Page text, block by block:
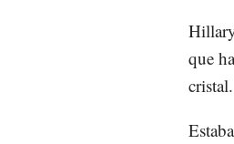
que
cristal.